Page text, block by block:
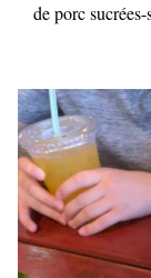
de porc